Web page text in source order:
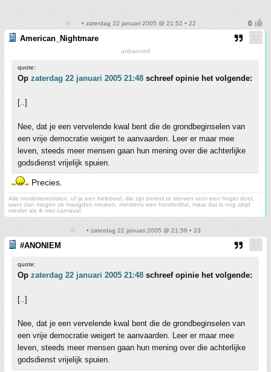
• zaterdag 22 januari 2005 @ 21:52 • 22
American_Nightmare
unbanned
quote:
Op zaterdag 22 januari 2005 21:48 schreef opinie het volgende:
[..]
Nee, dat je een vervelende kwal bent die de grondbeginselen van
een vrije democratie weigert te aanvaarden. Leer er maar mee
leven, steeds meer mensen gaan hun mening over die achterlijke
godsdienst vrijelijk spuien.
Precies.
Alle moslimterroristen, of ja een heleboel, die zijn bereid te sterven voor een hoger doel,
want dan mogen ze maagden neuken, minstens een honderdtal, maar dat is nog altijd
minder als ik met carnaval.
• zaterdag 22 januari 2005 @ 21:56 • 23
#ANONIEM
quote:
Op zaterdag 22 januari 2005 21:48 schreef opinie het volgende:
[..]
Nee, dat je een vervelende kwal bent die de grondbeginselen van
een vrije democratie weigert te aanvaarden. Leer er maar mee
leven, steeds meer mensen gaan hun mening over die achterlijke
godsdienst vrijelijk spuien.